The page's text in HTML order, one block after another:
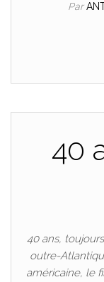
Par
40
40 ans,
outre-
américaine, le